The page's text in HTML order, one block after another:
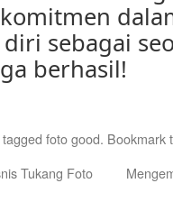
sebagai
berhasil!
foto good. Bookmark
Tukang Foto